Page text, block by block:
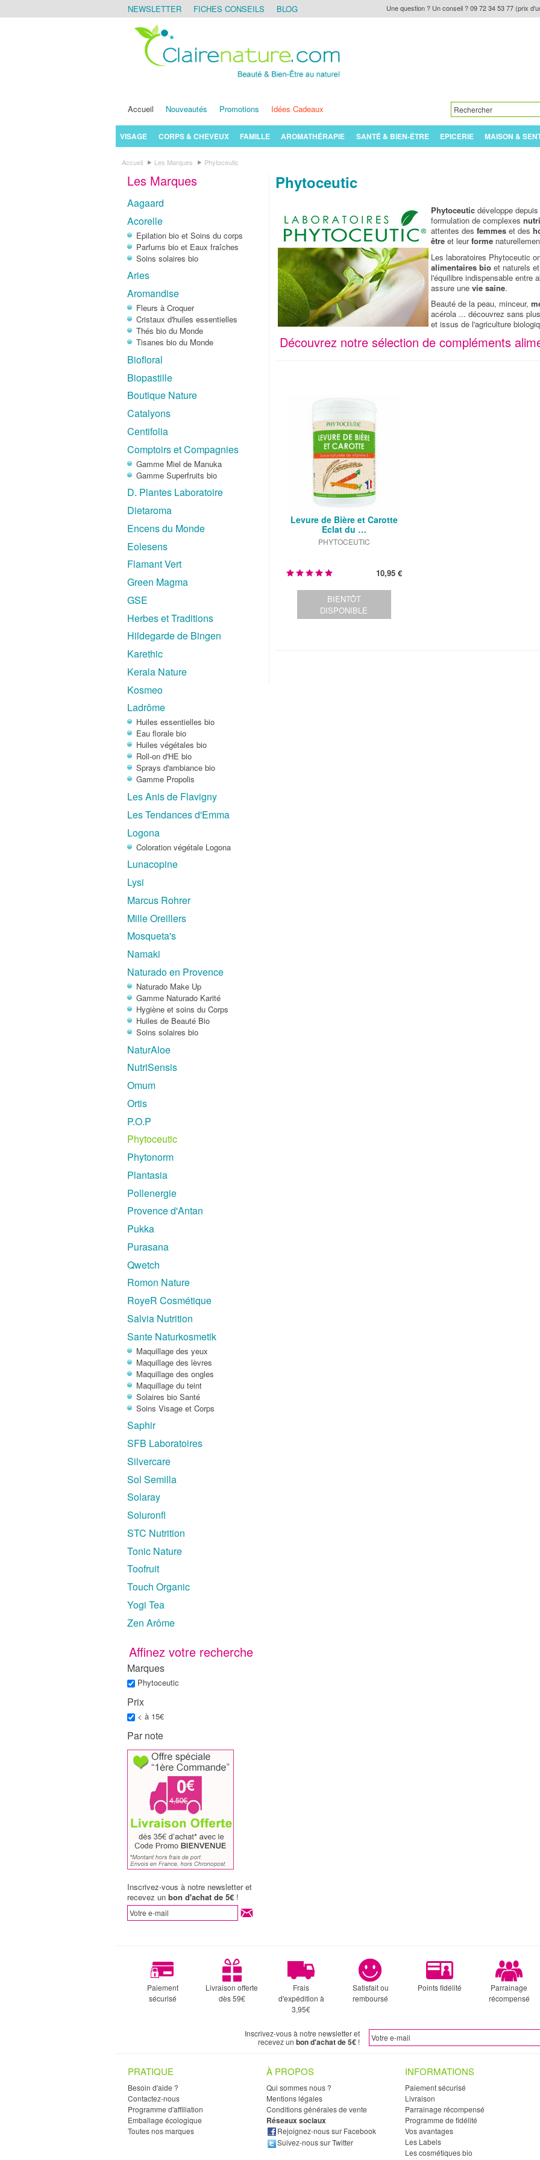
Une question ? Un conseil ? 09 72 34 53 77 (prix
NEWSLETTER FICHES CONSEILS
BLOG
Accueil Nouveautés Promotions Idées Cadeaux
VISAGE CORPS & CHEVEUX FAMILLE AROMATHÉRAPIE SANTÉ & BIEN-ÊTRE EPICERIE MAISON &
Accueil Les Marques Phytoceutic
Phytoceutic
Phytoceuticdéveloppe
formulation de complexes
attentes des femmeset des
êtreet leurforme
Les laboratoires Phytoceutic
alimentaires bioet naturels
l'équilibre indispensable entre
assure une vie saine.
Beauté de la peau, minceur,
acérola ... découvrez sans
et issus de l'agriculture
Découvrez notre sélection de compléments
Levure de Bière et Carotte
Eclat du …
PHYTOCEUTIC
10,95 €
BIENTÔT
DISPONIBLE
Les Marques
Aagaard
Acorelle
Epilation bio et Soins du corps
Parfums bio et Eaux fraîches
Soins solaires bio
Aries
Aromandise
Fleurs à Croquer
Cristaux d'huiles essentielles
Thés bio du Monde
Tisanes bio du Monde
Biofloral
Biopastille
Boutique Nature
Catalyons
Centifolia
Comptoirs et Compagnies
Gamme Miel de Manuka
Gamme Superfruits bio
D. Plantes Laboratoire
Dietaroma
Encens du Monde
Eolesens
Flamant Vert
Green Magma
GSE
Herbes et Traditions
Hildegarde de Bingen
Karethic
Kerala Nature
Kosmeo
Ladrôme
Huiles essentielles bio
Eau florale bio
Huiles végétales bio
Roll-on d'HE bio
Sprays d'ambiance bio
Gamme Propolis
Les Anis de Flavigny
Les Tendances d'Emma
Logona
Coloration végétale Logona
Lunacopine
Lysi
Marcus Rohrer
Mille Oreillers
Mosqueta's
Namaki
Naturado en Provence
Naturado Make Up
Gamme Naturado Karité
Hygiène et soins du Corps
Huiles de Beauté Bio
Soins solaires bio
NaturAloe
NutriSensis
Omum
Ortis
P.O.P
Phytoceutic
Phytonorm
Plantasia
Pollenergie
Provence d'Antan
Pukka
Purasana
Qwetch
Romon Nature
RoyeR Cosmétique
Salvia Nutrition
Sante Naturkosmetik
Maquillage des yeux
Maquillage des lèvres
Maquillage des ongles
Maquillage du teint
Solaires bio Santé
Soins Visage et Corps
Saphir
SFB Laboratoires
Silvercare
Sol Semilla
Solaray
Soluronfl
STC Nutrition
Tonic Nature
Toofruit
Touch Organic
Yogi Tea
Zen Arôme
Affinez votre recherche
Marques
Phytoceutic
Prix
< à 15€
Par note
Inscrivez-vous à notre newsletter et
recevez unbon d'achat de 5€ !
Paiement
sécurisé
Livraison offerte
dès 59€
Frais
d'expédition à
3,95€
Satisfait ou
remboursé
Points fidélité
Parrainage
récompensé
Inscrivez-vous à notre newsletter et
recevez un bon d'achat de 5€ !
PRATIQUE
Besoin d'aide ?
Contactez-nous
Programme d'affiliation
Emballage écologique
Toutes nos marques
À PROPOS
Qui sommes nous ?
Mentions légales
Conditions générales de vente
Réseaux sociaux
Rejoignez-nous sur Facebook
Suivez-nous sur Twitter
INFORMATIONS
Paiement sécurisé
Livraison
Parrainage récompensé
Programme de fidélité
Vos avantages
Les Labels
Les cosmétiques bio